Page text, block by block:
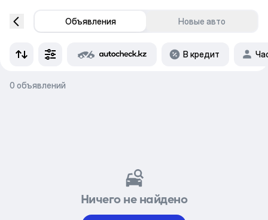
Объявления Новые авто
В кредит
0 объявлений
Ничего не найдено